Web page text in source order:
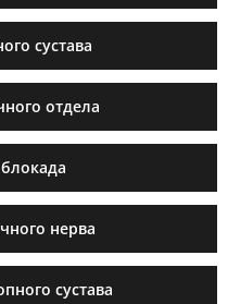
сустава
отдела
нерва
сустава